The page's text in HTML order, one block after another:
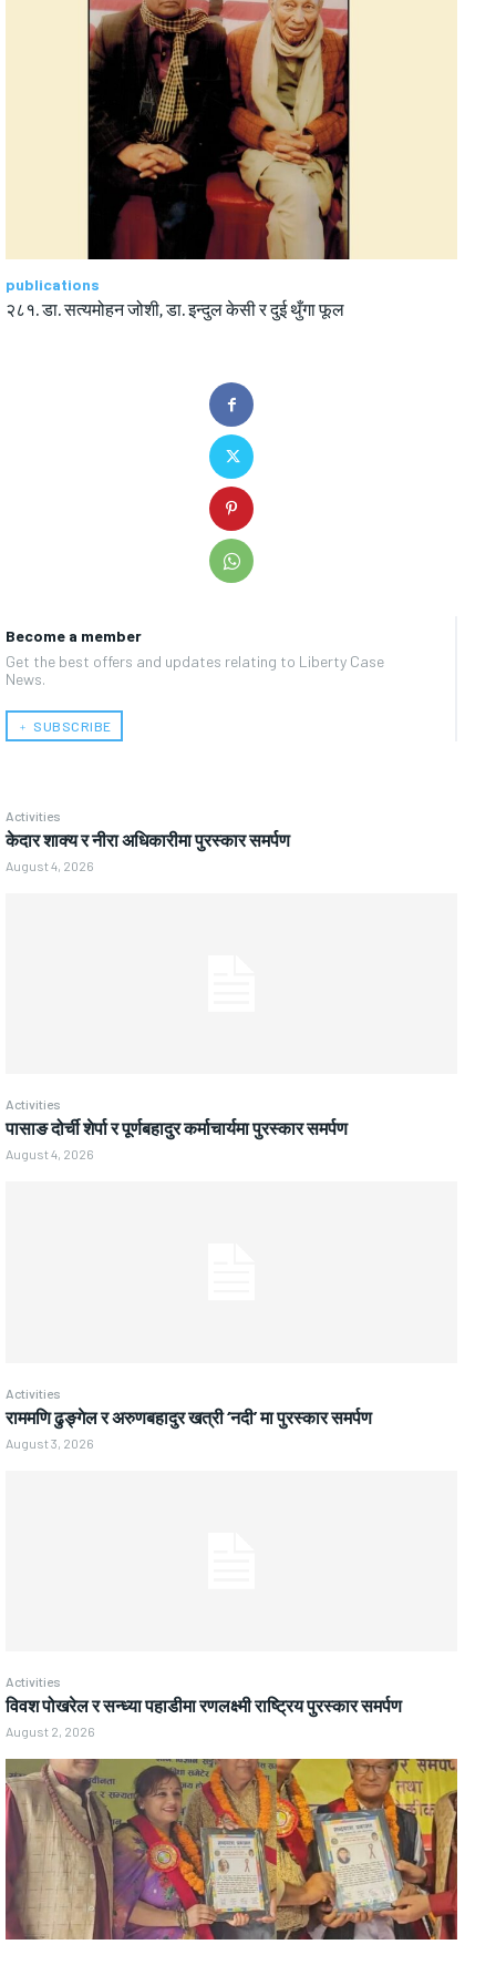
Become a member
Get the best offers and updates relating to Liberty Case
News.
﹢ SUBSCRIBE
Activities
केदार शाक्य र नीरा अधिकारीमा पुरस्कार समर्पण
August 4, 2026
Activities
पासाङ दोर्ची शेर्पा र पूर्णबहादुर कर्माचार्यमा पुरस्कार समर्पण
August 4, 2026
Activities
राममणि ढुङ्गेल र अरुणबहादुर खत्री ‘नदी’ मा पुरस्कार समर्पण
August 3, 2026
Activities
विवश पोखरेल र सन्ध्या पहाडीमा रणलक्ष्मी राष्ट्रिय पुरस्कार समर्पण
August 2, 2026
publications
२८१. डा. सत्यमोहन जोशी, डा. इन्दुल केसी र दुई थुँगा फूल